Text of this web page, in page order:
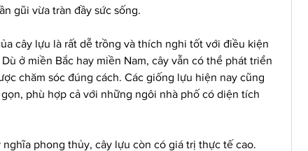
gũi vừa tràn đầy sức sống.
cây lựu là rất dễ trồng và thích nghi tốt với điều kiện
ở miền Bắc hay miền Nam, cây vẫn có thể phát triển
chăm sóc đúng cách. Các giống lựu hiện nay cũng
phù hợp cả với những ngôi nhà phố có diện tích
nghĩa phong thủy, cây lựu còn có giá trị thực tế cao.